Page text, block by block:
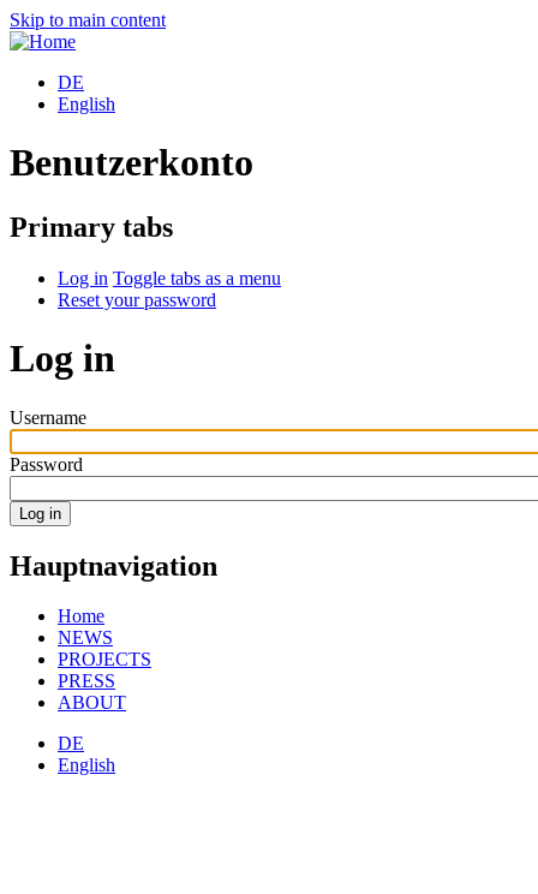
Skip to main content
DE
English
Benutzerkonto
Primary tabs
Log in Toggle tabs as a menu
Reset your password
Log in
Username
Password
Hauptnavigation
Home
NEWS
PROJECTS
PRESS
ABOUT
DE
English